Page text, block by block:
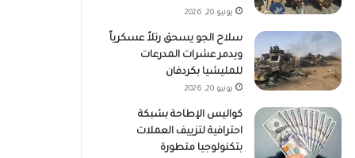
يونيو 20, 2026
سلاح الجو يسحق رتلاً عسكرياً
ويدمر عشرات المدرعات
للمليشيا بكردفان
يونيو 20, 2026
كواليس الإطاحة بشبكة
احترافية لتزييف العملات
بتكنولوجيا متطورة